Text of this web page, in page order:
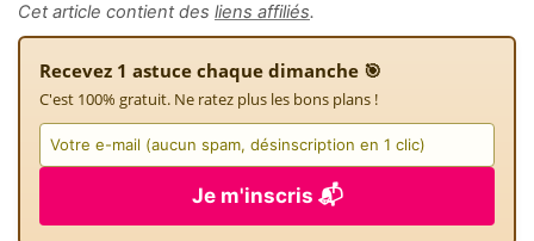
Cet article contient des liens affiliés.
Recevez 1 astuce chaque dimanche 🎯
C'est 100% gratuit. Ne ratez plus les bons plans !
Je m'inscris 📬